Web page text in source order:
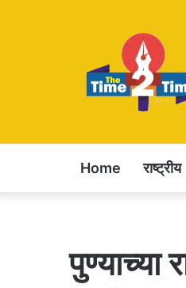
Home राष्ट्रीय
पुण्याच्या